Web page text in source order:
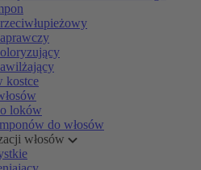
kostce
loków
do włosów
włosów